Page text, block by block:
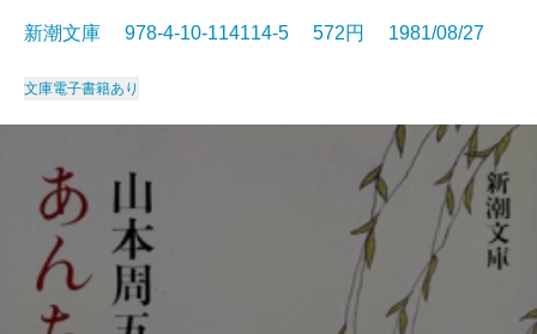
新潮文庫 978-4-10-114114-5 572円 1981/08/27
文庫電子書籍あり